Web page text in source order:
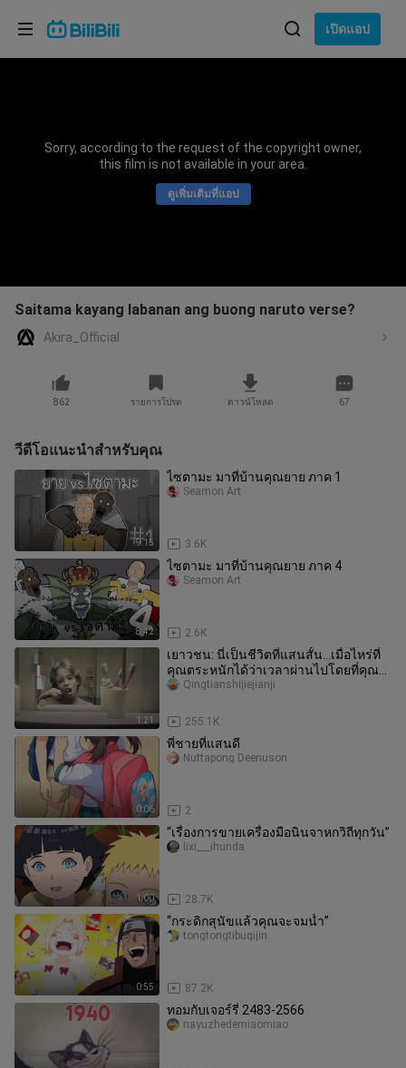
เปิดแอป
Sorry, according to the request of the copyright owner,
this film is not available in your area.
ดูเพิ่มเติมที่แอป
Saitama kayang labanan ang buong naruto verse?
Akira_Official
862 รายการโปรด ดาวน์โหลด 67
วีดีโอแนะนำสำหรับคุณ
9:15
ไซตามะ มาที่บ้านคุณยาย ภาค 1
3.6K
Seamon Art
8:42
ไซตามะ มาที่บ้านคุณยาย ภาค 4
2.6K
Seamon Art
1:21
เยาวชน: นี่เป็นชีวิตที่แสนสั้น...เมื่อไหร่ที่
คุณตระหนักได้ว่าเวลาผ่านไปโดยที่คุณ
ไม่รู้ตัว?
255.1K
Qingtianshijiejianji
0:06
พี่ชายที่แสนดี
2
Nuttapong Deenuson
1:00
“เรื่องการขายเครื่องมือนินจาหกวิถีทุกวัน”
28.7K
lixi___ihunda
0:55
“กระดิกสุนัขแล้วคุณจะจมน้ำ”
87.2K
tongtongtibuqijin
ทอมกับเจอร์รี่ 2483-2566
nayuzhedemiaomiao
เลือกภาษา